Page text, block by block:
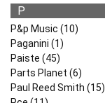
P
P&p Music (10)
Paganini (1)
Paiste (45)
Parts Planet (6)
Paul Reed Smith (15)